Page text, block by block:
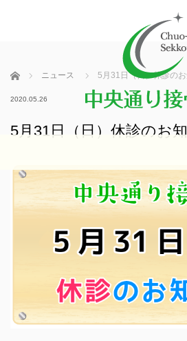
ホーム ニュース 5月31日（日）休診の
2020.05.26
5月31日（日）休診のお